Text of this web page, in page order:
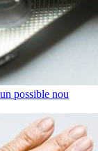
possible nou